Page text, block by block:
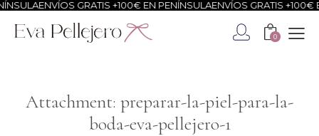
ENVÍOS GRATIS +100€ EN PENÍNSULAENVÍOS GRATIS +100€
0
Attachment: preparar-la-piel-para-la-
boda-eva-pellejero-1